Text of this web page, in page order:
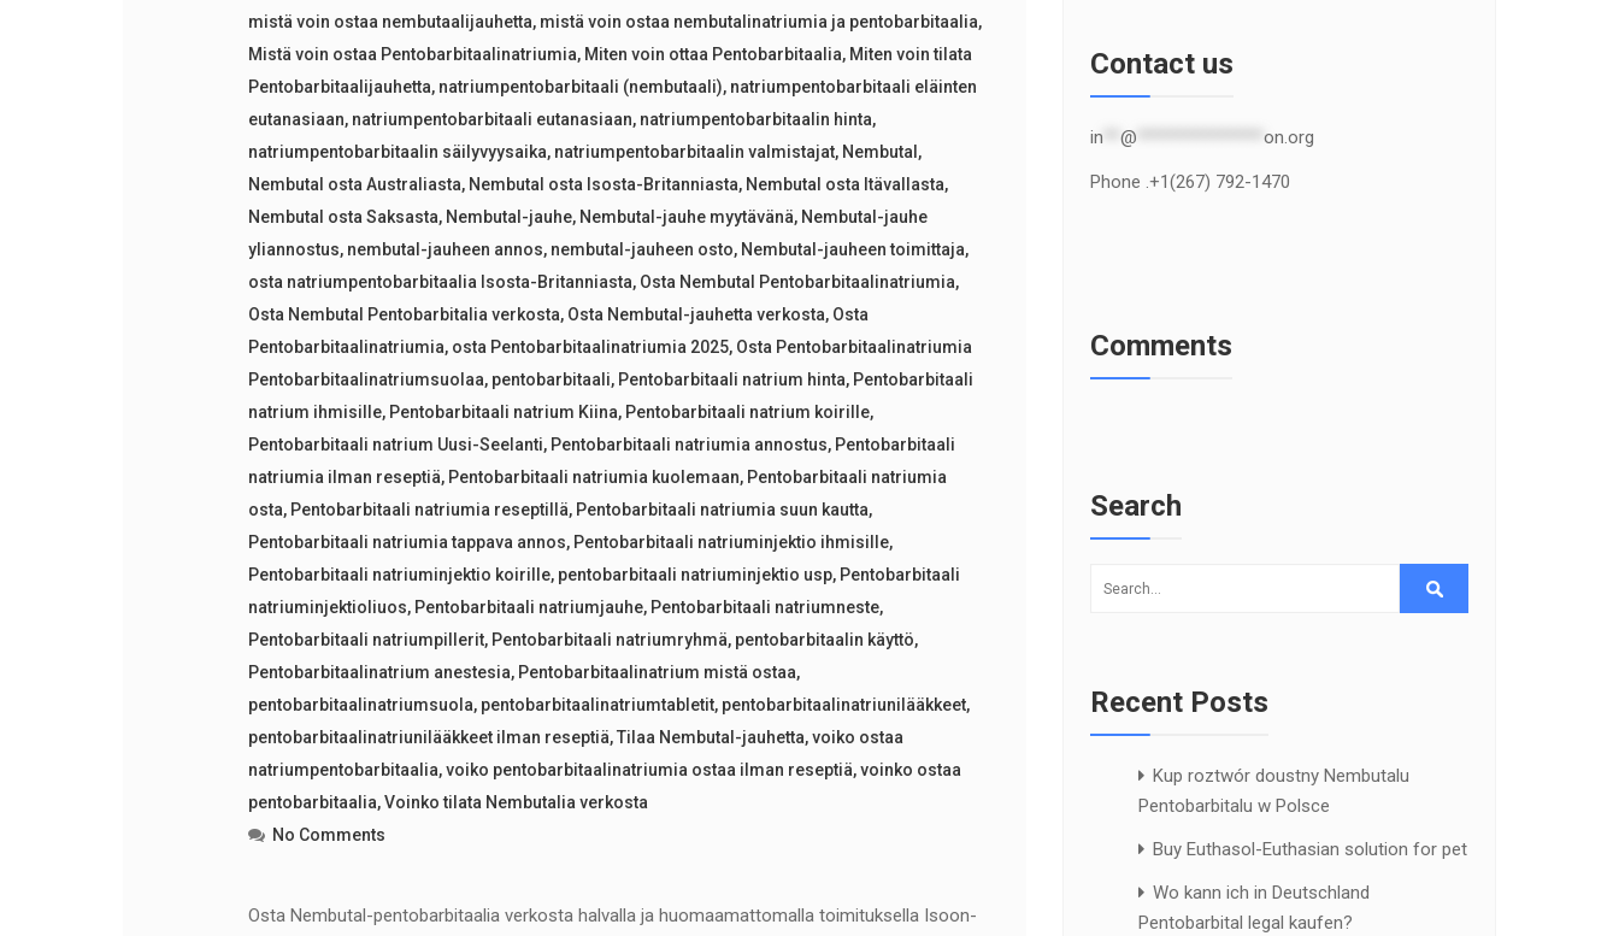
mistä voin ostaa nembutaalijauhetta, mistä voin ostaa nembutalinatriumia ja pentobarbitaalia,
Mistä voin ostaa Pentobarbitaalinatriumia, Miten voin ottaa Pentobarbitaalia, Miten voin tilata
Pentobarbitaalijauhetta, natriumpentobarbitaali (nembutaali), natriumpentobarbitaali eläinten
eutanasiaan, natriumpentobarbitaali eutanasiaan, natriumpentobarbitaalin hinta,
natriumpentobarbitaalin säilyvyysaika, natriumpentobarbitaalin valmistajat, Nembutal ,
Nembutal osta Australiasta, Nembutal osta Isosta-Britanniasta, Nembutal osta Itävallasta,
Nembutal osta Saksasta, Nembutal-jauhe, Nembutal-jauhe myytävänä, Nembutal-jauhe
yliannostus, nembutal-jauheen annos, nembutal-jauheen osto, Nembutal-jauheen toimittaja,
osta natriumpentobarbitaalia Isosta-Britanniasta, Osta Nembutal Pentobarbitaalinatriumia,
Osta Nembutal Pentobarbitalia verkosta, Osta Nembutal-jauhetta verkosta, Osta
Pentobarbitaalinatriumia, osta Pentobarbitaalinatriumia 2025, Osta Pentobarbitaalinatriumia
Pentobarbitaalinatriumsuolaa, pentobarbitaali, Pentobarbitaali natrium hinta, Pentobarbitaali
natrium ihmisille, Pentobarbitaali natrium Kiina, Pentobarbitaali natrium koirille,
Pentobarbitaali natrium Uusi-Seelanti, Pentobarbitaali natriumia annostus, Pentobarbitaali
natriumia ilman reseptiä, Pentobarbitaali natriumia kuolemaan, Pentobarbitaali natriumia
osta, Pentobarbitaali natriumia reseptillä, Pentobarbitaali natriumia suun kautta,
Pentobarbitaali natriumia tappava annos, Pentobarbitaali natriuminjektio ihmisille,
Pentobarbitaali natriuminjektio koirille, pentobarbitaali natriuminjektio usp, Pentobarbitaali
natriuminjektioliuos, Pentobarbitaali natriumjauhe, Pentobarbitaali natriumneste,
Pentobarbitaali natriumpillerit, Pentobarbitaali natriumryhmä, pentobarbitaalin käyttö,
Pentobarbitaalinatrium anestesia, Pentobarbitaalinatrium mistä ostaa,
pentobarbitaalinatriumsuola, pentobarbitaalinatriumtabletit, pentobarbitaalinatriunilääkkeet,
pentobarbitaalinatriunilääkkeet ilman reseptiä,Tilaa Nembutal-jauhetta,voiko ostaa
natriumpentobarbitaalia,voiko pentobarbitaalinatriumia ostaa ilman reseptiä,voinko ostaa
pentobarbitaalia,Voinko tilata Nembutalia verkosta
No Comments
Osta Nembutal-pentobarbitaalia verkosta halvalla ja huomaamattomalla toimituksella Isoon-
Contact us
in @ on.org
Phone .+1(267) 792-1470
Comments
Search
Recent Posts
Kup roztwór doustny Nembutalu
Pentobarbitalu w Polsce
Buy Euthasol-Euthasian solution for pet
Wo kann ich in Deutschland
Pentobarbital legal kaufen?